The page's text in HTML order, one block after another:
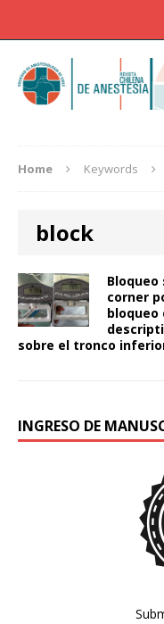
Home Keywords
block
corner
bloqueo
sobre el tronco
INGRESO DE